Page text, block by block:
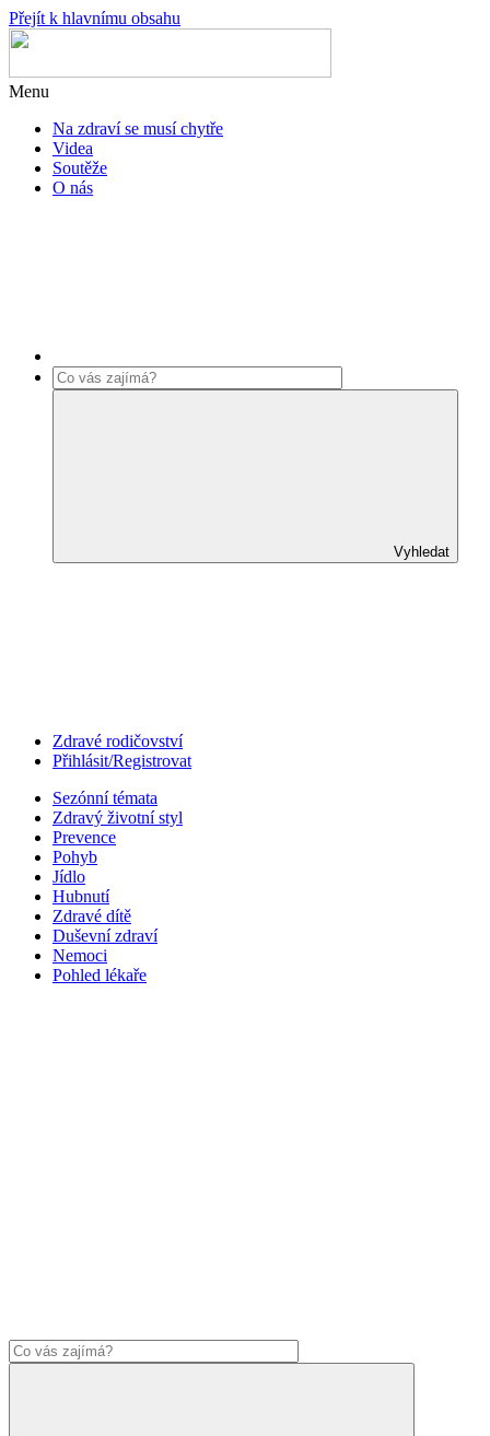
Přejít k hlavnímu obsahu
Menu
Na zdraví se musí chytře
Videa
Soutěže
O nás
Vyhledat
Zdravé rodičovství
Přihlásit/Registrovat
Sezónní témata
Zdravý životní styl
Prevence
Pohyb
Jídlo
Hubnutí
Zdravé dítě
Duševní zdraví
Nemoci
Pohled lékaře